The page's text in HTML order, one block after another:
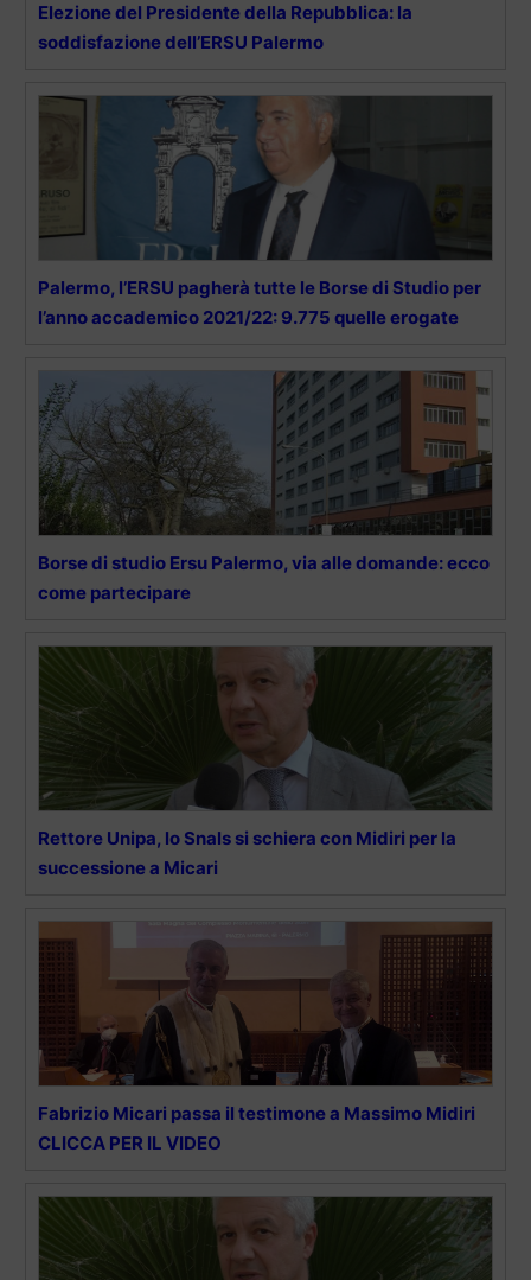
Elezione del Presidente della Repubblica: la
soddisfazione dell’ERSU Palermo
Palermo, l’ERSU pagherà tutte le Borse di Studio per
l’anno accademico 2021/22: 9.775 quelle erogate
Borse di studio Ersu Palermo, via alle domande: ecco
come partecipare
Rettore Unipa, lo Snals si schiera con Midiri per la
successione a Micari
Fabrizio Micari passa il testimone a Massimo Midiri
CLICCA PER IL VIDEO